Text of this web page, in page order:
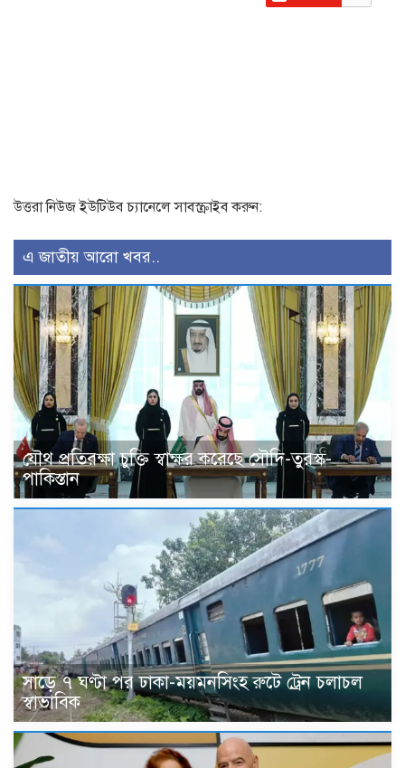
উত্তরা নিউজ ইউটিউব চ্যানেলে সাবস্ক্রাইব করুন:
এ জাতীয় আরো খবর..
যৌথ প্রতিরক্ষা চুক্তি স্বাক্ষর করেছে সৌদি-তুরস্ক-
পাকিস্তান
সাড়ে ৭ ঘণ্টা পর ঢাকা-ময়মনসিংহ রুটে ট্রেন চলাচল
স্বাভাবিক